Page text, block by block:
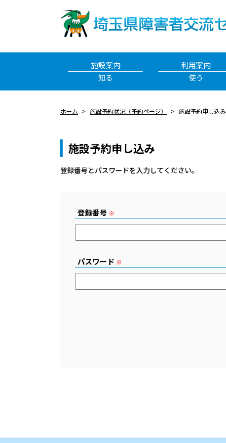
施設案内
知る
利用案内
使う
ホーム 施設予約状況（予約ページ） 施設予約申し込み
施設予約申し込み
登録番号とパスワードを⼊⼒してください。
登録番号 ※
パスワード ※